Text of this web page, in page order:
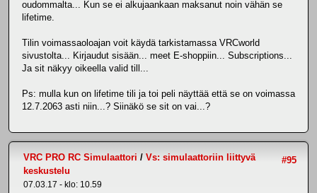
oudommalta... Kun se ei alkujaankaan maksanut noin vähän se
lifetime.
Tilin voimassaoloajan voit käydä tarkistamassa VRCworld
sivustolta... Kirjaudut sisään... meet E-shoppiin... Subscriptions...
Ja sit näkyy oikeella valid till...
Ps: mulla kun on lifetime tili ja toi peli näyttää että se on voimassa
12.7.2063 asti niin...? Siinäkö se sit on vai...?
#95
VRC PRO RC Simulaattori / Vs: simulaattoriin liittyvä
keskustelu
07.03.17 - klo: 10.59